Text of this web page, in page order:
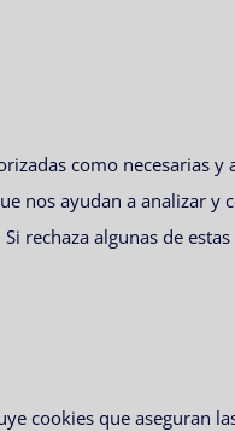
como necesarias y
nos ayudan a analizar y
rechaza algunas de
cookies que aseguran